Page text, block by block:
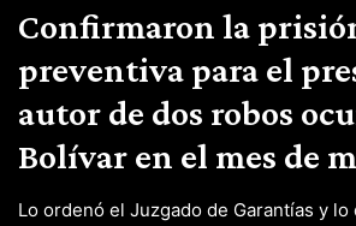
Confirmaron la
preventiva para el
autor de dos robos
Bolívar en el mes de
Lo ordenó el Juzgado de Garantías y